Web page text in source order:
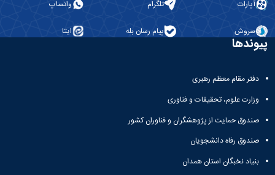
آپارات تلگرام واتساپ
سروش پیام رسان بله ایتا
پیوندها
دفتر مقام معظم رهبری
وزارت علوم، تحقیقات و فناوری
صندوق حمایت از پژوهشگران و فناوران کشور
صندوق رفاه دانشجویان
بنیاد نخبگان استان همدان